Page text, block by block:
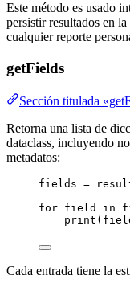
Este método es usado
persistir resultados en
cualquier reporte
getFields
Sección titulada
Retorna una lista de
dataclass, incluyendo
metadatos:
fields =
for field in
print (
Cada entrada tiene la